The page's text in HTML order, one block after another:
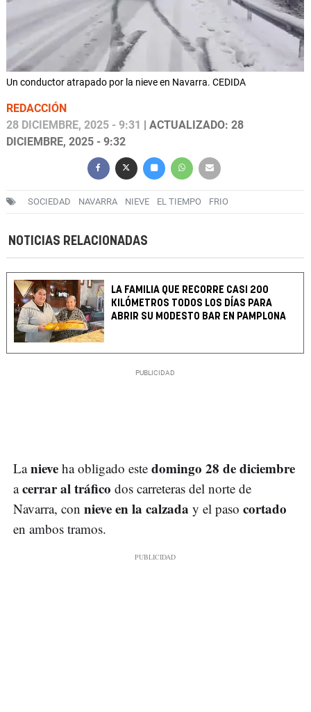
Un conductor atrapado por la nieve en Navarra. CEDIDA
REDACCIÓN
28 DICIEMBRE, 2025 - 9:31
| ACTUALIZADO: 28
DICIEMBRE, 2025 - 9:32
SOCIEDAD NAVARRA NIEVE EL TIEMPO FRIO
NOTICIAS RELACIONADAS
LA FAMILIA QUE RECORRE CASI 200
KILÓMETROS TODOS LOS DÍAS PARA
ABRIR SU MODESTO BAR EN PAMPLONA
Lanieve ha obligado este domingo 28 de diciembre
acerrar al tráfico dos carreteras del norte de
Navarra, con nieve en la calzada y el paso cortado
en ambos tramos.